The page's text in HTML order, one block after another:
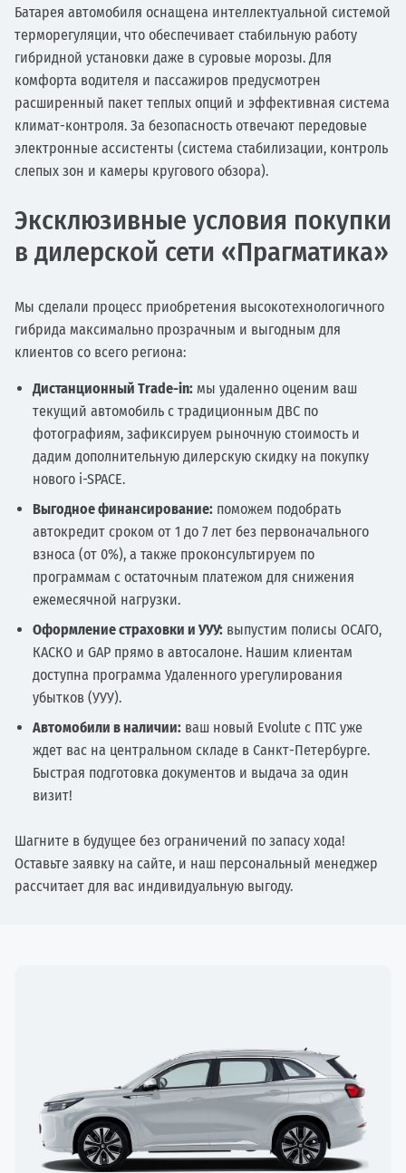
Батарея автомобиля оснащена интеллектуальной системой
терморегуляции, что обеспечивает стабильную работу
гибридной установки даже в суровые морозы. Для
комфорта водителя и пассажиров предусмотрен
расширенный пакет теплых опций и эффективная система
климат-контроля. За безопасность отвечают передовые
электронные ассистенты (система стабилизации, контроль
слепых зон и камеры кругового обзора).
Эксклюзивные условия покупки
в дилерской сети «Прагматика»
Мы сделали процесс приобретения высокотехнологичного
гибрида максимально прозрачным и выгодным для
клиентов со всего региона:
Дистанционный Trade-in: мы удаленно оценим ваш
текущий автомобиль с традиционным ДВС по
фотографиям, зафиксируем рыночную стоимость и
дадим дополнительную дилерскую скидку на покупку
нового i-SPACE.
Выгодное финансирование: поможем подобрать
автокредит сроком от 1 до 7 лет без первоначального
взноса (от 0%), а также проконсультируем по
программам с остаточным платежом для снижения
ежемесячной нагрузки.
Оформление страховки и УУУ: выпустим полисы ОСАГО,
КАСКО и GAP прямо в автосалоне. Нашим клиентам
доступна программа Удаленного урегулирования
убытков (УУУ).
Автомобили в наличии: ваш новый Evolute с ПТС уже
ждет вас на центральном складе в Санкт-Петербурге.
Быстрая подготовка документов и выдача за один
визит!
Шагните в будущее без ограничений по запасу хода!
Оставьте заявку на сайте, и наш персональный менеджер
рассчитает для вас индивидуальную выгоду.